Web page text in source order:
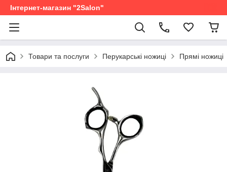
Інтернет-магазин "2Salon"
Товари та послуги Перукарські ножиці Прямі ножиці